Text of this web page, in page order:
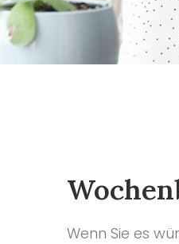
Wenn Sie es